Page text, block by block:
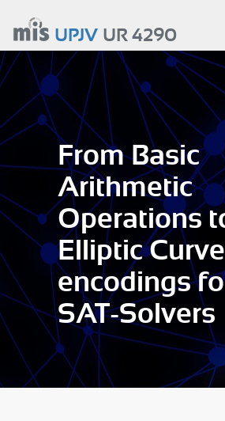
contenu
principal
UPJVUR 4290
From Basic
Arithmetic
Operations
Elliptic
encodings
SAT-Solvers